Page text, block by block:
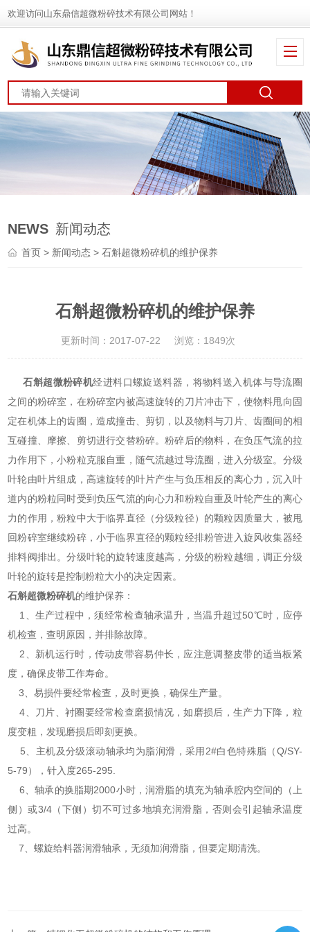
欢迎访问山东鼎信超微粉碎技术有限公司网站！
NEWS 新闻动态
首页 > 新闻动态 > 石斛超微粉碎机的维护保养
石斛超微粉碎机的维护保养
更新时间：2017-07-22 浏览：1849次
石斛超微粉碎机经进料口螺旋送料器，将物料送入机体与导流圈
之间的粉碎室，在粉碎室内被高速旋转的刀片冲击下，使物料甩向固
定在机体上的齿圈，造成撞击、剪切，以及物料与刀片、齿圈间的相
互碰撞、摩擦、剪切进行交替粉碎。粉碎后的物料，在负压气流的拉
力作用下，小粉粒克服自重，随气流越过导流圈，进入分级室。分级
叶轮由叶片组成，高速旋转的叶片产生与负压相反的离心力，沉入叶
道内的粉粒同时受到负压气流的向心力和粉粒自重及叶轮产生的离心
力的作用，粉粒中大于临界直径（分级粒径）的颗粒因质量大，被甩
回粉碎室继续粉碎，小于临界直径的颗粒经排粉管进入旋风收集器经
排料阀排出。分级叶轮的旋转速度越高，分级的粉粒越细，调正分级
叶轮的旋转是控制粉粒大小的决定因素。
石斛超微粉碎机的维护保养：
1、生产过程中，须经常检查轴承温升，当温升超过50℃时，应停
机检查，查明原因，并排除故障。
2、新机运行时，传动皮带容易仲长，应注意调整皮带的适当板紧
度，确保皮带工作寿命。
3、易损件要经常检查，及时更换，确保生产量。
4、刀片、衬圈要经常检查磨损情况，如磨损后，生产力下降，粒
度变粗，发现磨损后即刻更换。
5、主机及分级滚动轴承均为脂润滑，采用2#白色特殊脂（Q/SY-
5-79），针入度265-295.
6、轴承的换脂期2000小时，润滑脂的填充为轴承腔内空间的（上
侧）或3/4（下侧）切不可过多地填充润滑脂，否则会引起轴承温度
过高。
7、螺旋给料器润滑轴承，无须加润滑脂，但要定期清洗。